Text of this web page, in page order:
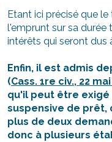
Etant ici précisé que
l'emprunt sur sa
intérêts qui seront dus
Enfin, il est admis
(Cass. 1re civ., 22
qu'il peut être exigé
suspensive de
plus de deux
donc à plusieurs